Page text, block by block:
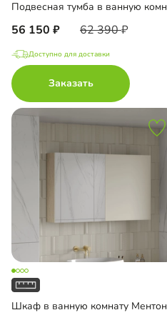
56 150 62 390
Доступно для доставки
Заказать